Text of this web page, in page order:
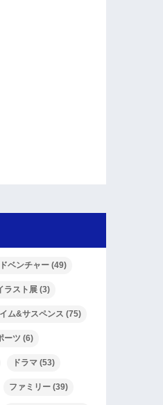
ベンチャー (49)
ラスト展 (3)
ム&サスペンス (75)
ーツ (6)
ドラマ (53)
ファミリー (39)